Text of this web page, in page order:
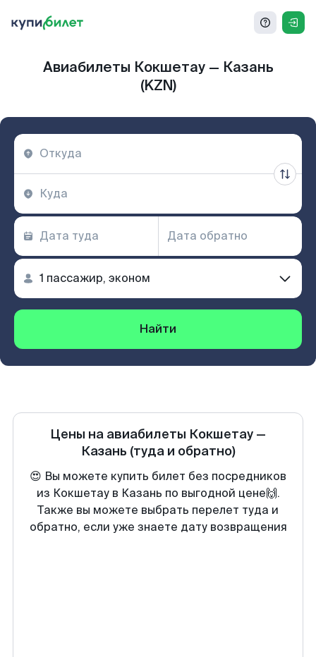
Авиабилеты Кокшетау — Казань
(KZN)
Найти
Цены на авиабилеты Кокшетау —
Казань (туда и обратно)
😍 Вы можете купить билет без посредников
из Кокшетау в Казань по выгодной цене🙌.
Также вы можете выбрать перелет туда и
обратно, если уже знаете дату возвращения